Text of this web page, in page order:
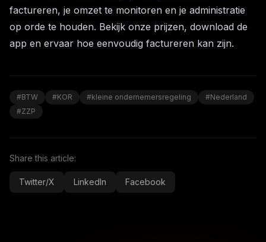
factureren, je omzet te monitoren en je administratie
op orde te houden. Bekijk onze prijzen, download de
app en ervaar hoe eenvoudig factureren kan zijn.
#BTW #KOR #kleine ondernemersregeling
#Nederland
#ZZP
Share this article:
Twitter/X LinkedIn Facebook